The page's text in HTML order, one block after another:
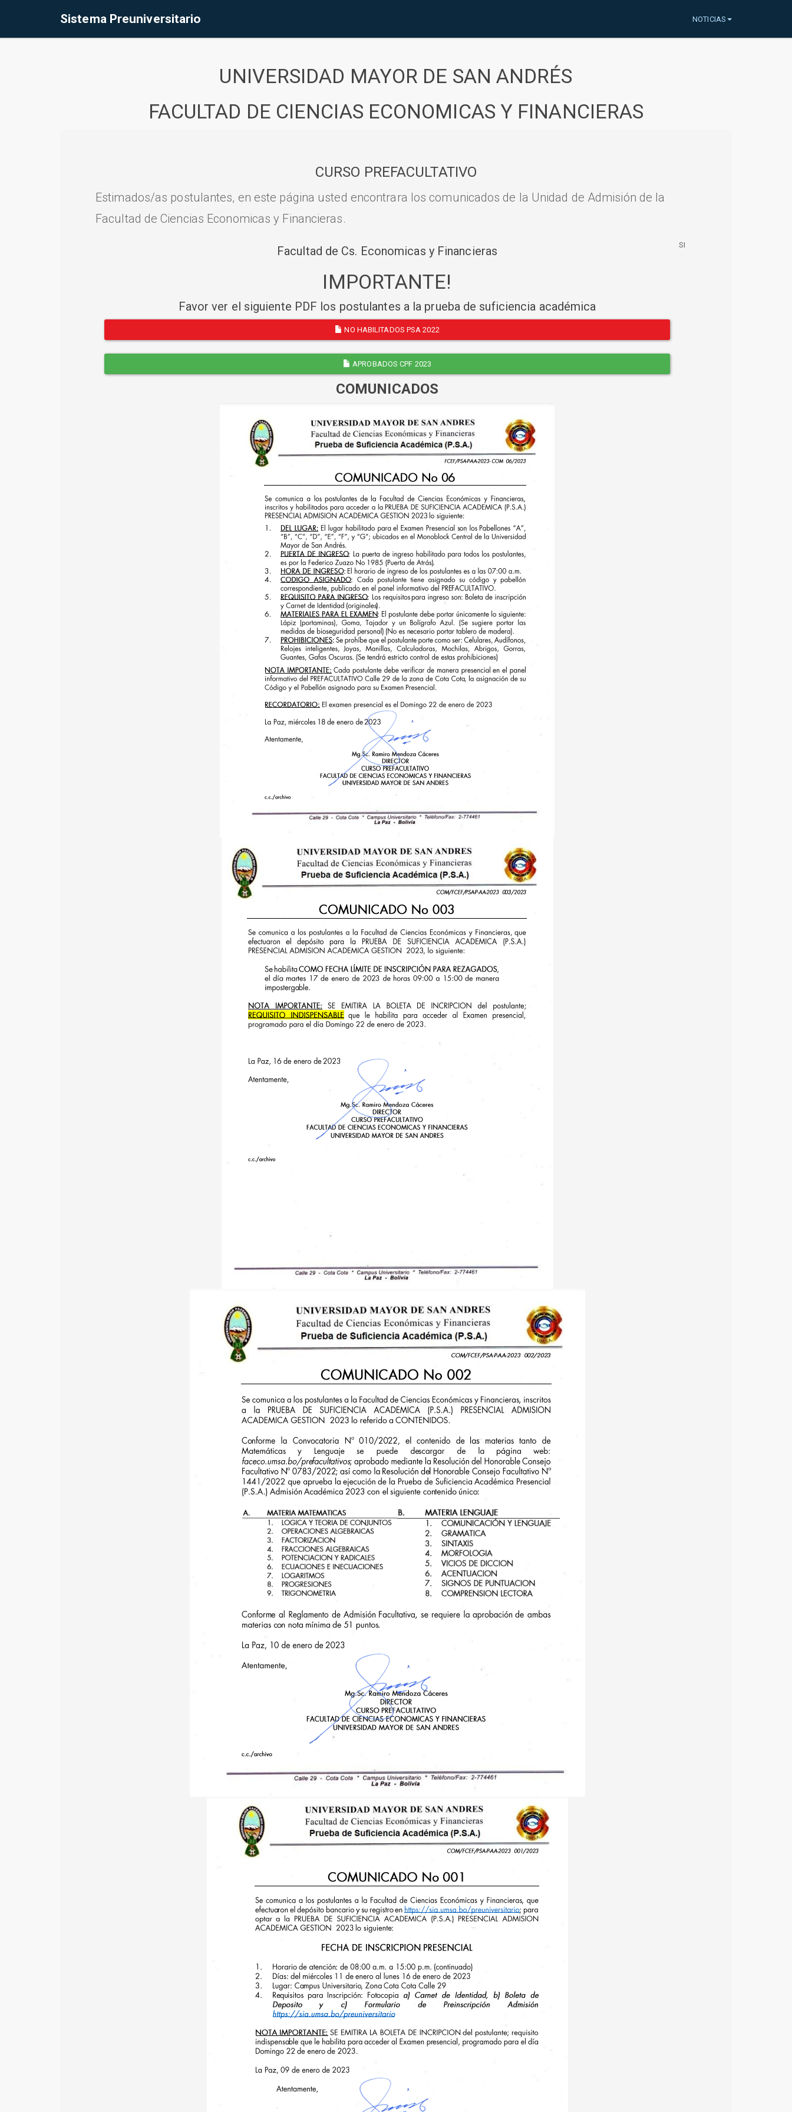
Sistema Preuniversitario NOTICIAS
UNIVERSIDAD MAYOR DE SAN ANDRÉS
FACULTAD DE CIENCIAS ECONOMICAS Y FINANCIERAS
CURSO PREFACULTATIVO
Estimados/as postulantes, en este página usted encontrara los comunicados de la Unidad de Admisión de la
Facultad de Ciencias Economicas y Financieras.
Facultad de Cs. Economicas y Financieras
IMPORTANTE!
Favor ver el siguiente PDF los postulantes a la prueba de suficiencia académica
NO HABILITADOS PSA 2022
APROBADOS CPF 2023
COMUNICADOS
SI